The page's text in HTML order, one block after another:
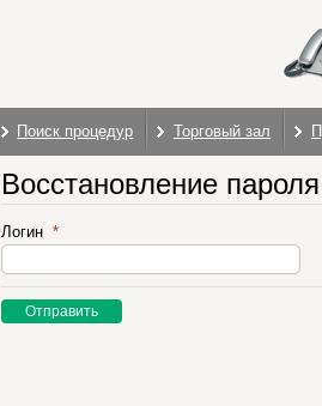
Поиск процедур Торговый зал
Восстановление пароля
Логин
Отправить